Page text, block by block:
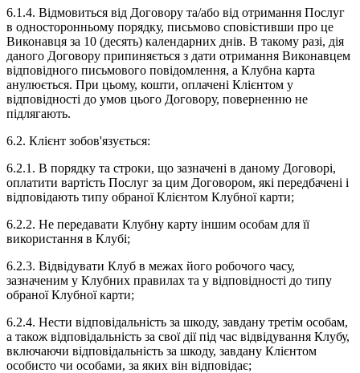
6.1.4. Відмовиться від Договору та/або від отримання Послуг
в односторонньому порядку, письмово сповістивши про це
Виконавця за 10 (десять) календарних днів. В такому разі, дія
даного Договору припиняється з дати отримання Виконавцем
відповідного письмового повідомлення, а Клубна карта
анулюється. При цьому, кошти, оплачені Клієнтом у
відповідності до умов цього Договору, поверненню не
підлягають.
6.2. Клієнт зобов'язується:
6.2.1. В порядку та строки, що зазначені в даному Договорі,
оплатити вартість Послуг за цим Договором, які передбачені і
відповідають типу обраної Клієнтом Клубної карти;
6.2.2. Не передавати Клубну карту іншим особам для її
використання в Клубі;
6.2.3. Відвідувати Клуб в межах його робочого часу,
зазначеним у Клубних правилах та у відповідності до типу
обраної Клубної карти;
6.2.4. Нести відповідальність за шкоду, завдану третім особам,
а також відповідальність за свої дії під час відвідування Клубу,
включаючи відповідальність за шкоду, завдану Клієнтом
особисто чи особами, за яких він відповідає;